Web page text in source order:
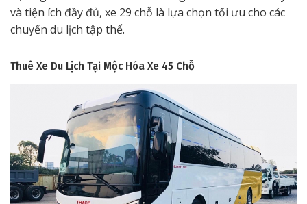
và tiện ích đầy đủ, xe 29 chỗ là lựa chọn tối ưu cho các
chuyến du lịch tập thể.
Thuê Xe Du Lịch Tại Mộc Hóa Xe 45 Chỗ